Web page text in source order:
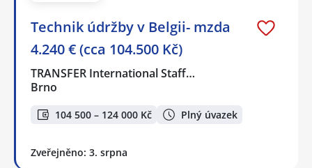
Technik údržby v Belgii- mzda
4.240 € (cca 104.500 Kč)
TRANSFER International Staff…
Brno
104 500 – 124 000 Kč Plný úvazek
Zveřejněno: 3. srpna